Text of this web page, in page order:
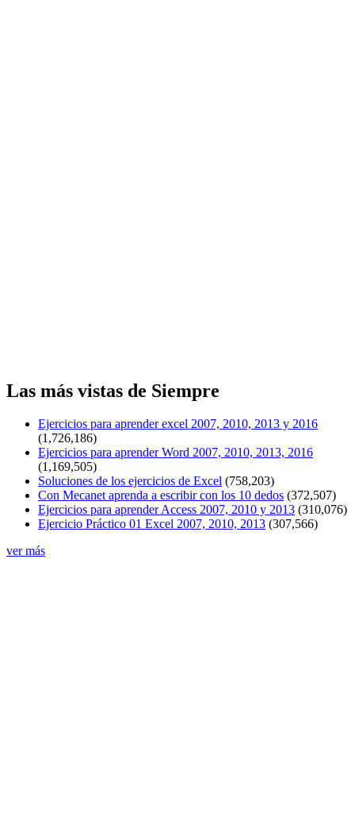
Las más vistas de Siempre
Ejercicios para aprender excel 2007, 2010, 2013 y 2016
(1,726,186)
Ejercicios para aprender Word 2007, 2010, 2013, 2016
(1,169,505)
Soluciones de los ejercicios de Excel (758,203)
Con Mecanet aprenda a escribir con los 10 dedos (372,507)
Ejercicios para aprender Access 2007, 2010 y 2013 (310,076)
Ejercicio Práctico 01 Excel 2007, 2010, 2013 (307,566)
ver más